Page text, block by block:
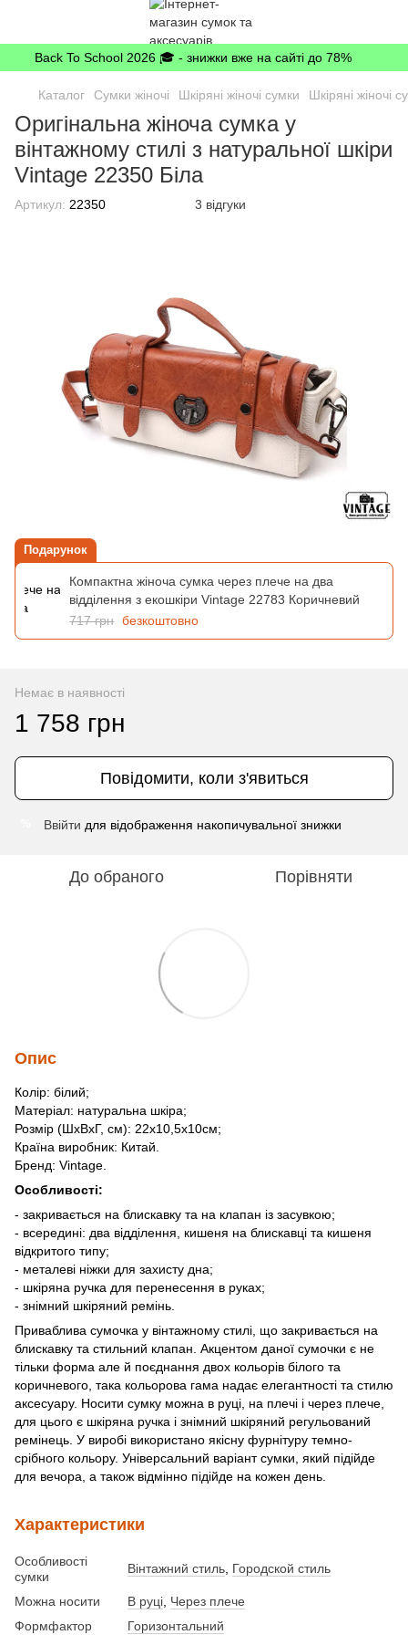
Back To School 2026 🎓 - знижки вже на сайті до 78%
Каталог Сумки жіночі Шкіряні жіночі сумки Шкіряні жіночі
Оригінальна жіноча сумка у
вінтажному стилі з натуральної шкіри
Vintage 22350 Біла
Артикул: 22350 3 відгуки
Подарунок
Компактна жіноча сумка через плече на два
відділення з екошкіри Vintage 22783 Коричневий
717 грн безкоштовно
Немає в наявності
1 758 грн
Повідомити, коли з'явиться
Ввійти для відображення накопичувальної знижки
До обраного Порівняти
Опис
Колір: білий;
Матеріал: натуральна шкіра;
Розмір (ШхВхГ, см): 22х10,5х10см;
Країна виробник: Китай.
Бренд: Vintage.
Особливості:
- закривається на блискавку та на клапан із засувкою;
- всередині: два відділення, кишеня на блискавці та кишеня
відкритого типу;
- металеві ніжки для захисту дна;
- шкіряна ручка для перенесення в руках;
- знімний шкіряний ремінь.
Приваблива сумочка у вінтажному стилі, що закривається на
блискавку та стильний клапан. Акцентом даної сумочки є не
тільки форма але й поєднання двох кольорів білого та
коричневого, така кольорова гама надає елегантності та стилю
аксесуару. Носити сумку можна в руці, на плечі і через плече,
для цього є шкіряна ручка і знімний шкіряний регульований
ремінець. У виробі використано якісну фурнітуру темно-
срібного кольору. Універсальний варіант сумки, який підійде
для вечора, а також відмінно підійде на кожен день.
Характеристики
Особливості
сумки
Вінтажний стиль Городской стиль
Можна носити В руці Через плече
Формфактор
Горизонтальний